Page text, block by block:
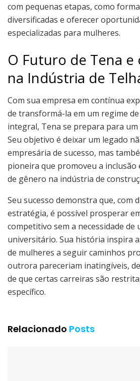
com pequenas etapas, como
diversificadas e oferecer
especializadas para mulheres.
O Futuro de Tena
na Indústria de
Com sua empresa em contínua
de transformá-la em um regime
integral, Tena se prepara para
Seu objetivo é deixar um legado
empresária de sucesso, mas
pioneira que promoveu a inclusão
de gênero na indústria de
Seu sucesso demonstra que, com
estratégia, é possível prosperar
competitivo sem a necessidade de
universitário. Sua história inspira
de mulheres a seguir caminhos
outrora pareceriam inatingíveis,
de que certas carreiras são
específico.
Relacionado Posts